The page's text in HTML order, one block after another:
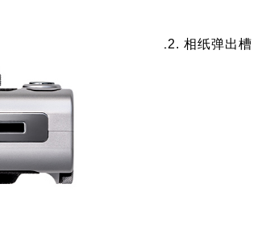
相纸弹出槽